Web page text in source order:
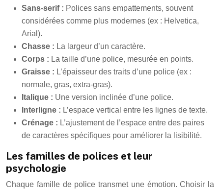
Sans-serif : Polices sans empattements, souvent
considérées comme plus modernes (ex : Helvetica,
Arial).
Chasse : La largeur d’un caractère.
Corps : La taille d’une police, mesurée en points.
Graisse : L’épaisseur des traits d’une police (ex :
normale, gras, extra-gras).
Italique : Une version inclinée d’une police.
Interligne : L’espace vertical entre les lignes de texte.
Crénage : L’ajustement de l’espace entre des paires
de caractères spécifiques pour améliorer la lisibilité.
Les familles de polices et leur
psychologie
Chaque famille de police transmet une émotion. Choisir la